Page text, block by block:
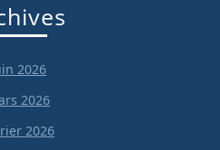
2026
2026
2026